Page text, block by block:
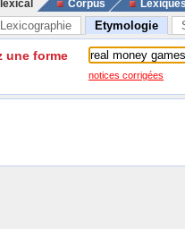
Corpus
Lexicographie Etymologie
une forme
notices corrigées